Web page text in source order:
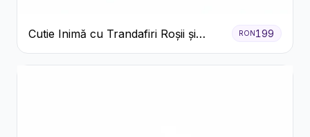
Cutie Inimă cu Trandafiri Roșii și
Ferrero Rocher
RON199